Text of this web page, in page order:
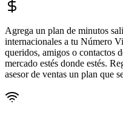
Agrega un plan de minutos
internacionales a tu Número
queridos, amigos o contactos
mercado estés donde estés.
asesor de ventas un plan que